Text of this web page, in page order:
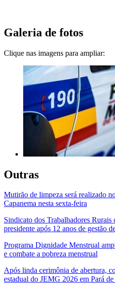
Galeria de fotos
Clique nas imagens para ampliar:
Outras
Mutirão de limpeza será realizado
Capanema nesta sexta-feira
Sindicato dos Trabalhadores
presidente após 12 anos de gestão
Programa Dignidade Menstrual
e combate a pobreza menstrual
Após linda cerimônia de abertura,
estadual do JEMG 2026 em Pará